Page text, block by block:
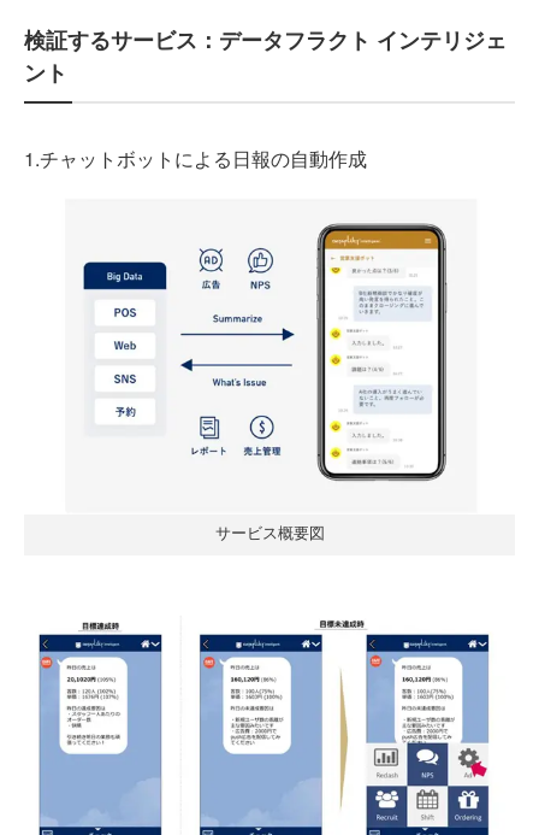
検証するサービス：データフラクト インテリジェ
ント
1.チャットボットによる日報の自動作成
サービス概要図